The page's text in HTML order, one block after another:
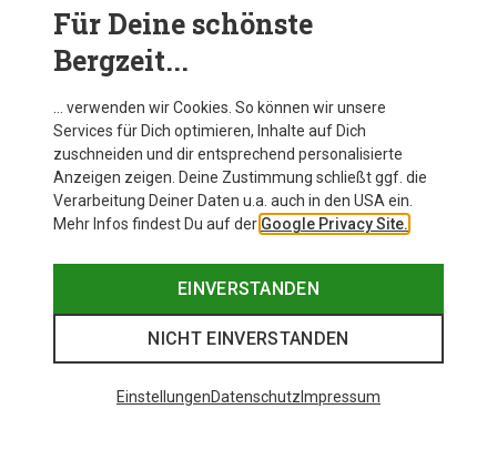
Du sparst 56%
Für Deine schönste
Bergzeit...
… verwenden wir Cookies. So können wir unsere
Services für Dich optimieren, Inhalte auf Dich
zuschneiden und dir entsprechend personalisierte
Anzeigen zeigen. Deine Zustimmung schließt ggf. die
Verarbeitung Deiner Daten u.a. auch in den USA ein.
Mehr Infos findest Du auf der Google Privacy Site.
EINVERSTANDEN
NICHT EINVERSTANDEN
EinstellungenDatenschutz Impressum